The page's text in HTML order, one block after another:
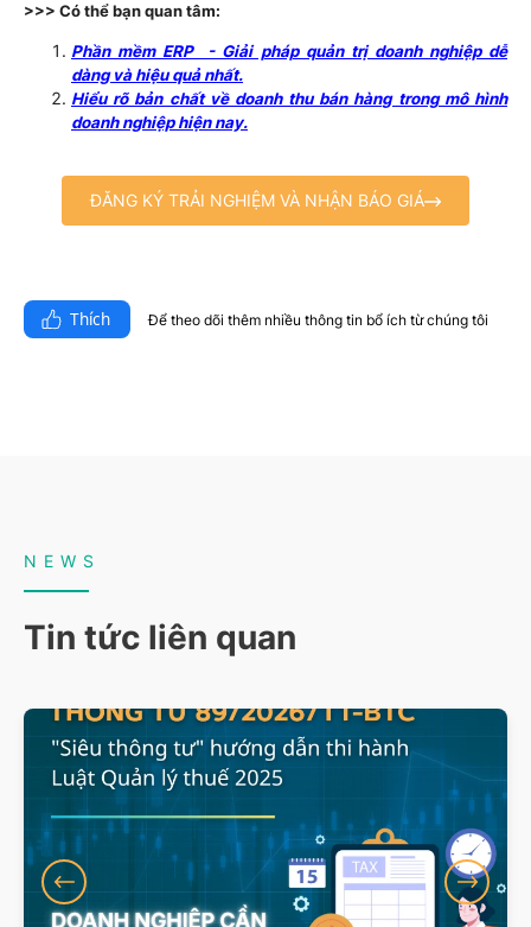
>>> Có thể bạn quan tâm:
Phần mềm ERP - Giải pháp quản trị doanh nghiệp dễ
dàng và hiệu quả nhất.
Hiểu rõ bản chất về doanh thu bán hàng trong mô hình
doanh nghiệp hiện nay.
ĐĂNG KÝ TRẢI NGHIỆM VÀ NHẬN BÁO GIÁ
Thích Để theo dõi thêm nhiều thông tin bổ ích từ chúng tôi​
NEWS
Tin tức liên quan